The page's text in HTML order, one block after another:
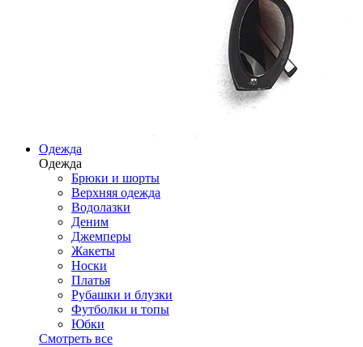
Одежда
Одежда
Брюки и шорты
Верхняя одежда
Водолазки
Деним
Джемперы
Жакеты
Носки
Платья
Рубашки и блузки
Футболки и топы
Юбки
Смотреть все